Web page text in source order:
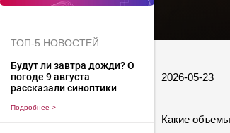
ТОП-5 НОВОСТЕЙ
Будут ли завтра дожди? О
погоде 9 августа
рассказали синоптики
Подробнее >
2026-05-23
Какие